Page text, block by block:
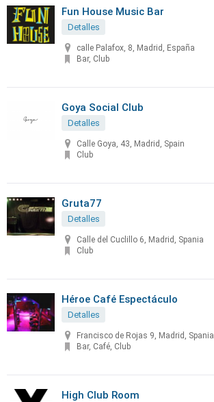
Fun House Music Bar
Detalles
calle Palafox, 8, Madrid, España
Bar, Club
Goya Social Club
Detalles
Calle Goya, 43, Madrid, Spain
Club
Gruta77
Detalles
Calle del Cuclillo 6, Madrid, Spania
Club
Héroe Café Espectáculo
Detalles
Francisco de Rojas 9, Madrid, Spania
Bar, Café, Club
High Club Room